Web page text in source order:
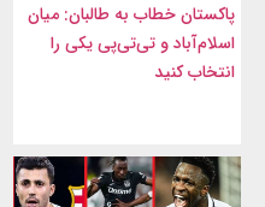
پاکستان خطاب به طالبان: میان
اسلام‌آباد و تی‌تی‌پی یکی را
انتخاب کنید